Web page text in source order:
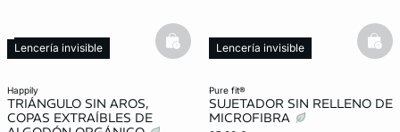
happily
TRIÁNGULO SIN AROS,
COPAS EXTRAÍBLES DE
Lencería invisible basketfull
pure fit®
SUJETADOR SIN RELLENO DE
MICROFIBRA
Lencería invisible